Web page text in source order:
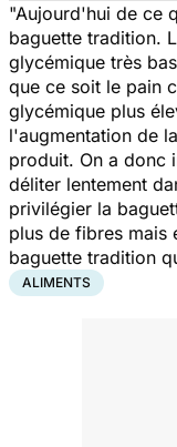
"Aujourd'hui de ce
baguette tradition.
glycémique très
que ce soit le pain
glycémique plus
l'augmentation de
produit. On a donc
déliter lentement
privilégier la
plus de fibres mais
baguette tradition
ALIMENTS